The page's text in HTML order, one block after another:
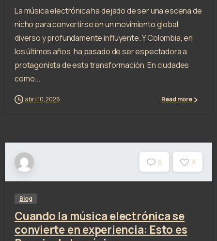
La música electrónica ha dejado de ser una escena de
nicho para convertirse en un movimiento global,
diverso y profundamente influyente. Y Colombia, en
los últimos años, ha pasado de ser espectadora a
protagonista de esta transformación. En ciudades
como...
abril 10, 2026 Read more
0 0
Blog
Cuando la música electrónica se
convierte en experiencia: Esto es